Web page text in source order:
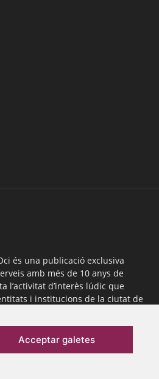
Acceptar galetes
és una publicació exclusiva
amb més de 10 anys de
l’activitat d’interès lúdic que
i institucions de la ciutat de